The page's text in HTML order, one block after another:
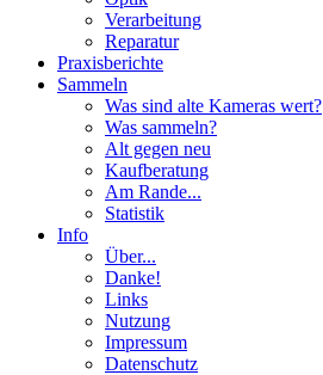
Verarbeitung
Reparatur
Praxisberichte
Sammeln
Was sind alte Kameras wert?
Was sammeln?
Alt gegen neu
Kaufberatung
Am Rande...
Statistik
Info
Über...
Danke!
Links
Nutzung
Impressum
Datenschutz